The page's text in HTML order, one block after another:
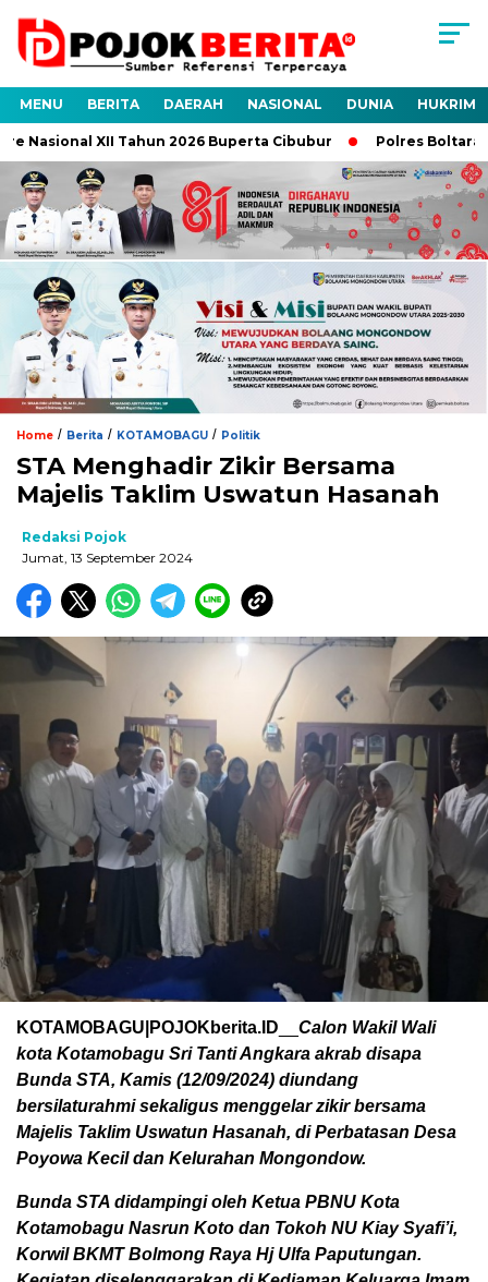
MENU BERITA DAERAH NASIONAL DUNIA HUKRIM
XII Tahun 2026 Buperta Cibubur Polres Boltara
Home / Berita / KOTAMOBAGU / Politik
STA Menghadir Zikir Bersama
Majelis Taklim Uswatun Hasanah
Redaksi Pojok
Jumat, 13 September 2024
KOTAMOBAGU|POJOKberita.ID
Calon Wakil Wali
kota Kotamobagu Sri Tanti Angkara akrab disapa
Bunda STA, Kamis (12/09/2024) diundang
bersilaturahmi sekaligus menggelar zikir bersama
Majelis Taklim Uswatun Hasanah, di Perbatasan Desa
Poyowa Kecil dan Kelurahan Mongondow.
Bunda STA didampingi oleh Ketua PBNU Kota
Kotamobagu Nasrun Koto dan Tokoh NU Kiay Syafi’i,
Korwil BKMT Bolmong Raya Hj Ulfa Paputungan.